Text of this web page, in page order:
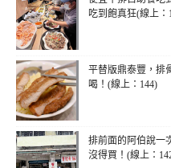
吃到飽真狂(線上：
平替版鼎泰豐，排
喝！(線上：144)
排前面的阿伯說一
沒得買！(線上：